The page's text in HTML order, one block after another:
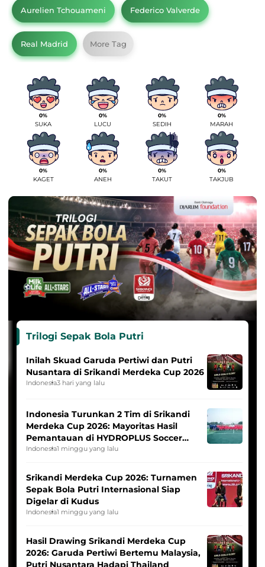
Aurelien Tchouameni Federico Valverde
Real Madrid More Tag
0%
SUKA
0%
LUCU
0%
SEDIH
0%
MARAH
0%
KAGET
0%
ANEH
0%
TAKUT
0%
TAKJUB
Trilogi Sepak Bola Putri
Inilah Skuad Garuda Pertiwi dan Putri
Nusantara di Srikandi Merdeka Cup 2026
Indonesia3 hari yang lalu
Indonesia Turunkan 2 Tim di Srikandi
Merdeka Cup 2026: Mayoritas Hasil
Pemantauan di HYDROPLUS Soccer
League
Indonesia1 minggu yang lalu
Srikandi Merdeka Cup 2026: Turnamen
Sepak Bola Putri Internasional Siap
Digelar di Kudus
Indonesia1 minggu yang lalu
Hasil Drawing Srikandi Merdeka Cup
2026: Garuda Pertiwi Bertemu Malaysia,
Putri Nusantara Hadapi Thailand